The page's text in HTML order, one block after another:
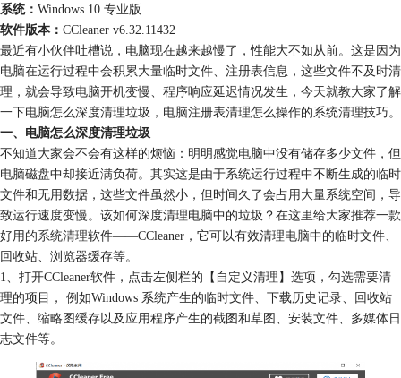
系统： Windows 10 专业版
软件版本： CCleaner v6.32.11432
最近有小伙伴吐槽说，电脑现在越来越慢了，性能大不如从前。这是因为
电脑在运行过程中会积累大量临时文件、注册表信息，这些文件不及时清
理，就会导致电脑开机变慢、程序响应延迟情况发生，今天就教大家了解
一下电脑怎么深度清理垃圾，电脑注册表清理怎么操作的系统清理技巧。
一、电脑怎么深度清理垃圾
不知道大家会不会有这样的烦恼：明明感觉电脑中没有储存多少文件，但
电脑磁盘中却接近满负荷。其实这是由于系统运行过程中不断生成的临时
文件和无用数据，这些文件虽然小，但时间久了会占用大量系统空间，导
致运行速度变慢。该如何深度清理电脑中的垃圾？在这里给大家推荐一款
好用的系统清理软件——CCleaner，它可以有效清理电脑中的临时文件、
回收站、浏览器缓存等。
1、打开CCleaner软件，点击左侧栏的【自定义清理】选项，勾选需要清
理的项目， 例如Windows 系统产生的临时文件、下载历史记录、回收站
文件、缩略图缓存以及应用程序产生的截图和草图、安装文件、多媒体日
志文件等。